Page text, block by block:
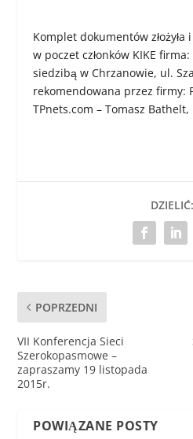
Komplet dokumentów
w poczet członków KIKE
siedzibą w Chrzanowie, ul.
rekomendowana przez firmy:
TPnets.com – Tomasz
DZIELIĆ:
POPRZEDNI
VII Konferencja Sieci
Szerokopasmowe –
zapraszamy 19 listopada
2015r.
POWIĄZANE POSTY